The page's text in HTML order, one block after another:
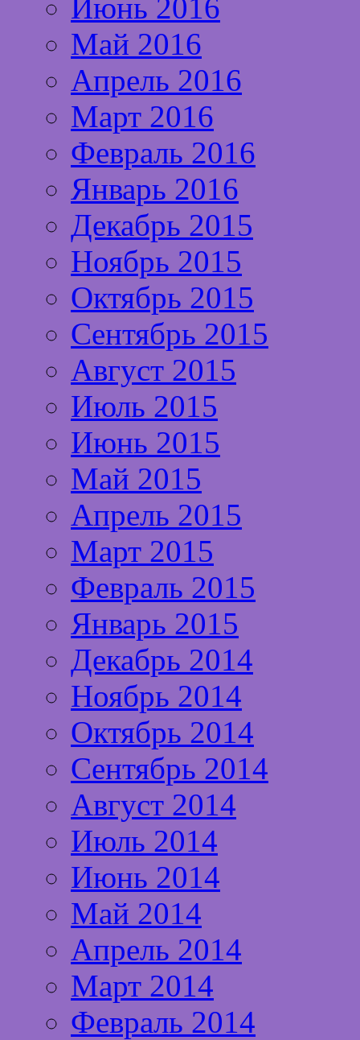
Июнь 2016
Май 2016
Апрель 2016
Март 2016
Февраль 2016
Январь 2016
Декабрь 2015
Ноябрь 2015
Октябрь 2015
Сентябрь 2015
Август 2015
Июль 2015
Июнь 2015
Май 2015
Апрель 2015
Март 2015
Февраль 2015
Январь 2015
Декабрь 2014
Ноябрь 2014
Октябрь 2014
Сентябрь 2014
Август 2014
Июль 2014
Июнь 2014
Май 2014
Апрель 2014
Март 2014
Февраль 2014